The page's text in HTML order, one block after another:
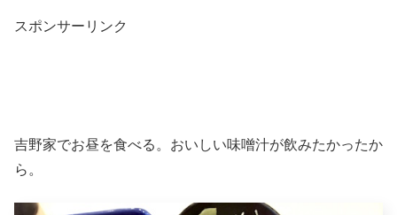
スポンサーリンク
吉野家でお昼を食べる。おいしい味噌汁が飲みたかったか
ら。